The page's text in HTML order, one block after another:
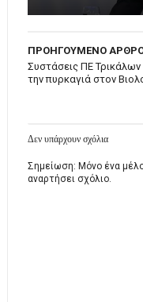
ΠΡΟΗΓΟΥΜΕΝΟ
Συστάσεις ΠΕ Τρικάλων
την πυρκαγιά στον
Δεν υπάρχουν σχόλια
Σημείωση: Μόνο ένα
αναρτήσει σχόλιο.